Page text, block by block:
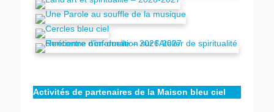
Activités de partenaires de la Maison bleu ciel